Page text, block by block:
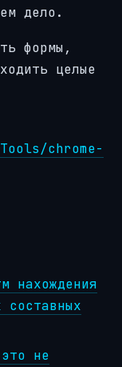
дело.
формы,
целые
chrome-
нахождения
составных
не